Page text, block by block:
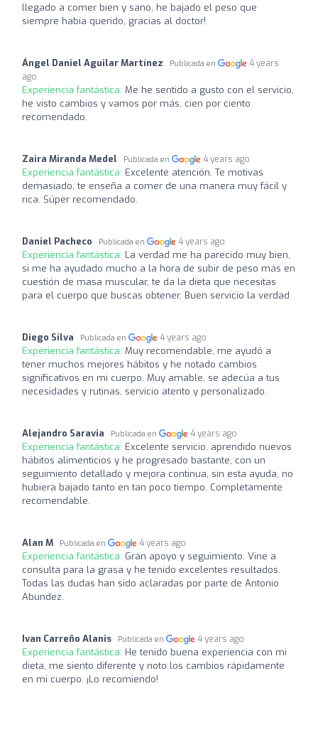
llegado a comer bien y sano, he bajado el peso que
siempre había querido, gracias al doctor!
Ángel Daniel Aguilar Martínez Publicada en
4 years
ago
Experiencia fantástica: Me he sentido a gusto con el servicio,
he visto cambios y vamos por más, cien por ciento
recomendado.
Zaira Miranda Medel Publicada en 4 years ago
Experiencia fantástica: Excelente atención. Te motivas
demasiado, te enseña a comer de una manera muy fácil y
rica. Súper recomendado.
Daniel Pacheco Publicada en 4 years ago
Experiencia fantástica: La verdad me ha parecido muy bien,
si me ha ayudado mucho a la hora de subir de peso más en
cuestión de masa muscular, te da la dieta que necesitas
para el cuerpo que buscas obtener. Buen servicio la verdad
Diego Silva Publicada en 4 years ago
Experiencia fantástica: Muy recomendable, me ayudó a
tener muchos mejores hábitos y he notado cambios
significativos en mi cuerpo. Muy amable, se adecúa a tus
necesidades y rutinas, servicio atento y personalizado.
Alejandro Saravia Publicada en 4 years ago
Experiencia fantástica: Excelente servicio. aprendido nuevos
hábitos alimenticios y he progresado bastante, con un
seguimiento detallado y mejora continua, sin esta ayuda, no
hubiera bajado tanto en tan poco tiempo. Completamente
recomendable.
Alan M Publicada en 4 years ago
Experiencia fantástica: Gran apoyo y seguimiento. Vine a
consulta para la grasa y he tenido excelentes resultados.
Todas las dudas han sido aclaradas por parte de Antonio
Abundez.
Ivan Carreño Alanis Publicada en 4 years ago
Experiencia fantástica: He tenido buena experiencia con mi
dieta, me siento diferente y noto los cambios rápidamente
en mi cuerpo. ¡Lo recomiendo!